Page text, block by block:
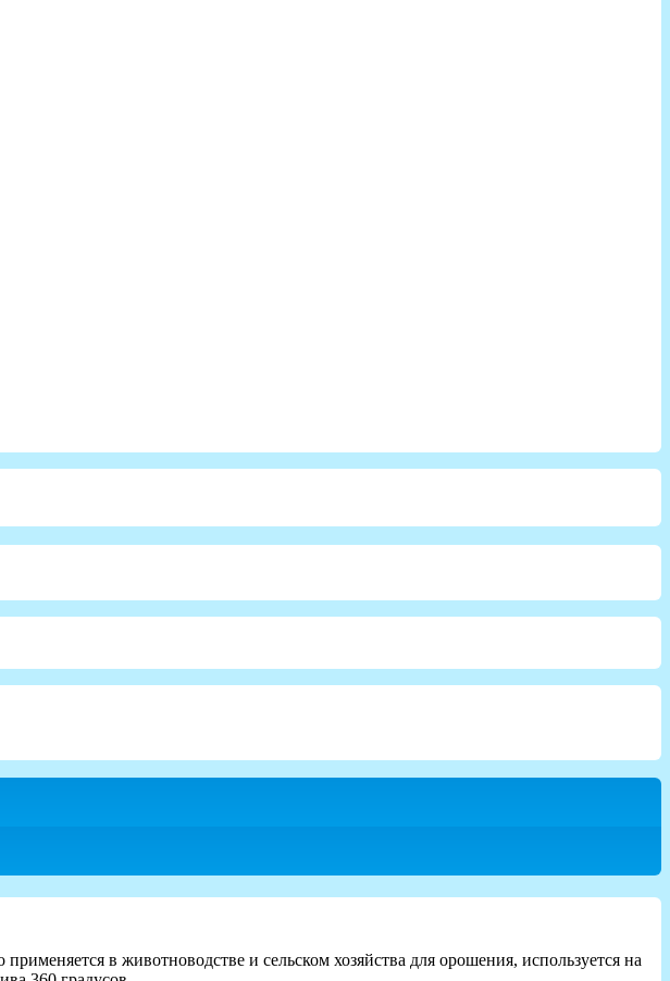
в животноводстве и сельском хозяйства для орошения, используется на